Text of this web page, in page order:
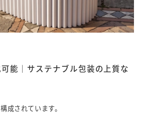
能｜サステナブル包装の上質な
成されています。